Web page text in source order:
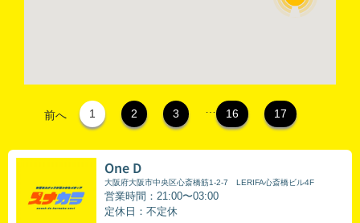
前へ 1 2 3 16 17
One D
大阪府大阪市中央区心斎橋筋1-2-7 LERIFA心斎橋ビル4F
営業時間：21:00〜03:00
定休日：不定休